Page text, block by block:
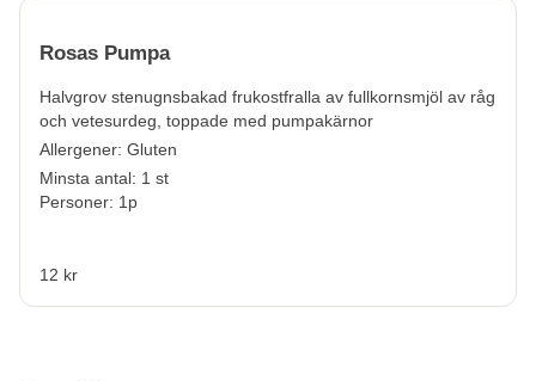
Rosas Pumpa
Halvgrov stenugnsbakad frukostfralla av fullkornsmjöl av råg
och vetesurdeg, toppade med pumpakärnor
Allergener: Gluten
Minsta antal: 1 st
Personer: 1p
12 kr